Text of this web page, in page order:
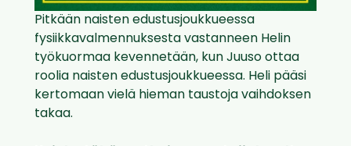
Pitkään naisten edustusjoukkueessa
fysiikkavalmennuksesta vastanneen Helin
työkuormaa kevennetään, kun Juuso ottaa
roolia naisten edustusjoukkueessa. Heli pääsi
kertomaan vielä hieman taustoja vaihdoksen
takaa.